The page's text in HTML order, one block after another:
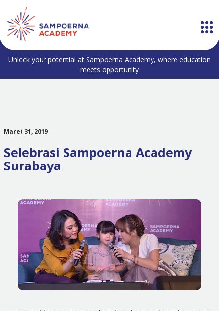
Unlock your potential at Sampoerna Academy, where education
meets opportunity
Maret 31, 2019
Selebrasi Sampoerna Academy
Surabaya